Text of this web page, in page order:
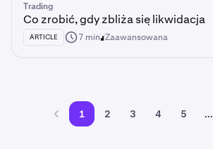
Trading
Co zrobić, gdy zbliża się likwidacja
ARTICLE 7 min Zaawansowana
1 2 3 4 5 ...